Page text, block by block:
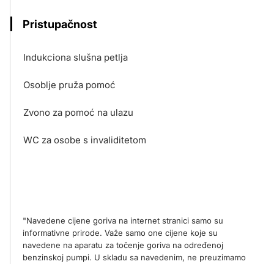
Pristupačnost
Indukciona slušna petlja
Osoblje pruža pomoć
Zvono za pomoć na ulazu
WC za osobe s invaliditetom
"Navedene cijene goriva na internet stranici samo su
informativne prirode. Važe samo one cijene koje su
navedene na aparatu za točenje goriva na određenoj
benzinskoj pumpi. U skladu sa navedenim, ne preuzimamo